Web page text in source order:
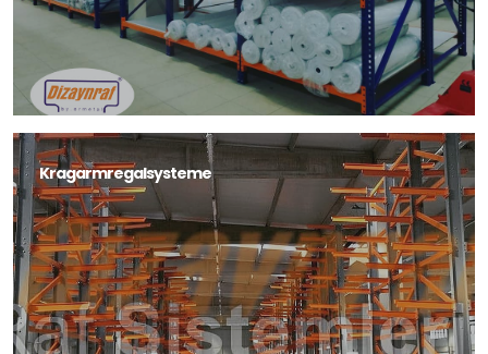
Kragarmregalsysteme